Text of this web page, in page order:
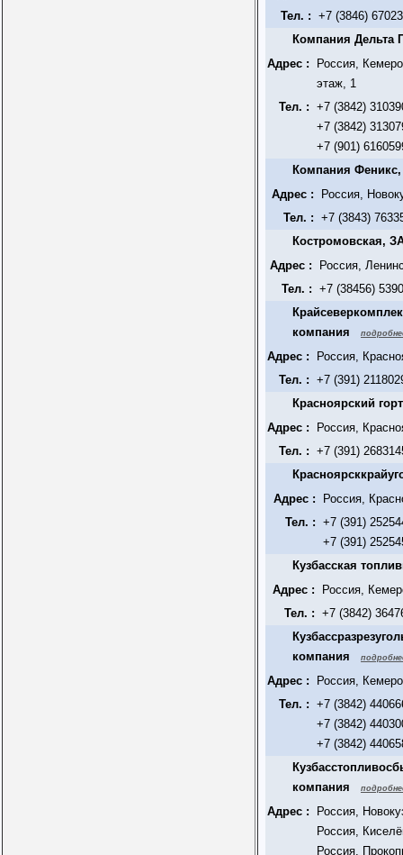
Тел. : +7 (3846)
Компания
Адрес :
Россия,
этаж, 1
Тел. : +7 (3842)
+7 (3842)
+7 (901)
Компания
Адрес :
Россия,
Тел. : +7 (3843)
Костромовская,
Адрес :
Россия,
Тел. : +7 (38456)
компания
Адрес :
Россия,
Тел. : +7 (391)
Красноярский
Адрес :
Россия,
Тел. : +7 (391)
Адрес :
Россия,
Тел. : +7 (391)
+7 (391)
Кузбасская
Адрес :
Россия,
Тел. : +7 (3842)
компания
Адрес :
Россия,
Тел. : +7 (3842)
+7 (3842)
+7 (3842)
компания
Адрес :
Россия,
Россия,
Россия,